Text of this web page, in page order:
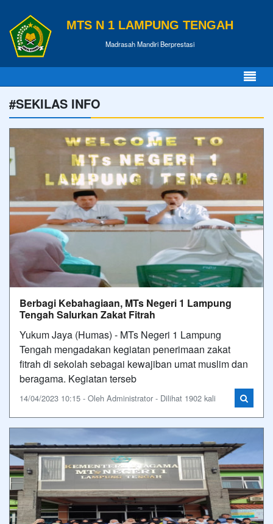
MTS N 1 LAMPUNG TENGAH
Madrasah Mandiri Berprestasi
#SEKILAS INFO
Berbagi Kebahagiaan, MTs Negeri 1 Lampung
Tengah Salurkan Zakat Fitrah
Yukum Jaya (Humas) - MTs Negeri 1 Lampung
Tengah mengadakan kegiatan penerimaan zakat
fitrah di sekolah sebagai kewajiban umat muslim dan
beragama. Kegiatan terseb
14/04/2023 10:15 - Oleh Administrator - Dilihat 1902 kali